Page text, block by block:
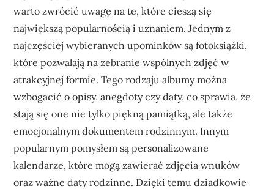
warto zwrócić uwagę na te, które cieszą się
największą popularnością i uznaniem. Jednym z
najczęściej wybieranych upominków są fotoksiążki,
które pozwalają na zebranie wspólnych zdjęć w
atrakcyjnej formie. Tego rodzaju albumy można
wzbogacić o opisy, anegdoty czy daty, co sprawia, że
stają się one nie tylko piękną pamiątką, ale także
emocjonalnym dokumentem rodzinnym. Innym
popularnym pomysłem są personalizowane
kalendarze, które mogą zawierać zdjęcia wnuków
oraz ważne daty rodzinne. Dzięki temu dziadkowie